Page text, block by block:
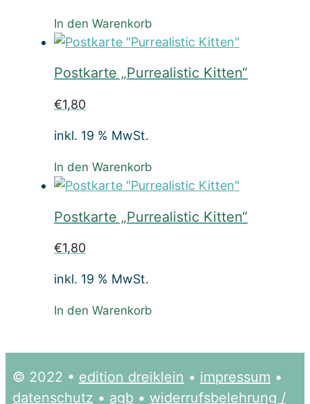
In den Warenkorb
Postkarte „Purrealistic Kitten“
€1,80
inkl. 19 % MwSt.
In den Warenkorb
Postkarte „Purrealistic Kitten“
€1,80
inkl. 19 % MwSt.
In den Warenkorb
© 2022 • edition dreiklein • impressum •
datenschutz • agb • widerrufsbelehrung /